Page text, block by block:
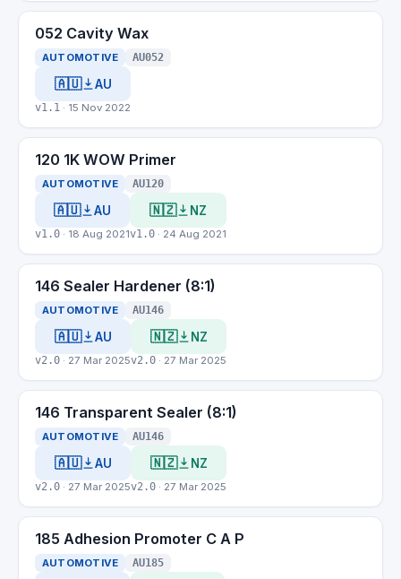
052 Cavity Wax
AUTOMOTIVE AU052
🇦🇺 AU
v1.1 · 15 Nov 2022
120 1K WOW Primer
AUTOMOTIVE AU120
🇦🇺 AU
v1.0 · 18 Aug 2021
🇳🇿 NZ
v1.0 · 24 Aug 2021
146 Sealer Hardener (8:1)
AUTOMOTIVE AU146
🇦🇺 AU
v2.0 · 27 Mar 2025
🇳🇿 NZ
v2.0 · 27 Mar 2025
146 Transparent Sealer (8:1)
AUTOMOTIVE AU146
🇦🇺 AU
v2.0 · 27 Mar 2025
🇳🇿 NZ
v2.0 · 27 Mar 2025
185 Adhesion Promoter C A P
AUTOMOTIVE AU185